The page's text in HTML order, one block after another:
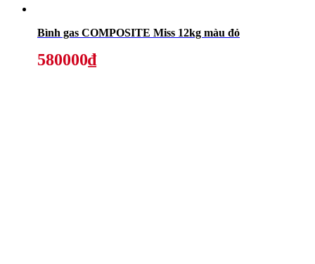
Bình gas COMPOSITE Miss 12kg màu đỏ
580000₫